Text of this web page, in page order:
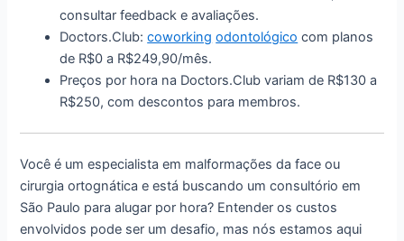
consultar feedback e avaliações.
Doctors.Club:coworking odontológico com planos
de R$0 a R$249,90/mês.
Preços por hora na Doctors.Club variam de R$130 a
R$250, com descontos para membros.
Você é um especialista em malformações da face ou
cirurgia ortognática e está buscando um consultório em
São Paulo para alugar por hora? Entender os custos
envolvidos pode ser um desafio, mas nós estamos aqui